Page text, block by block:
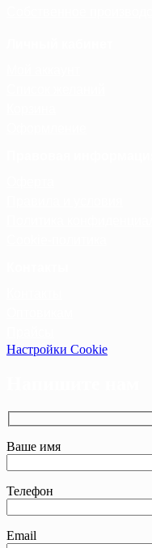
Настройки Cookie
Ваше имя
Телефон
Email